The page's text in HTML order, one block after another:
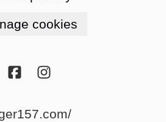
cookies